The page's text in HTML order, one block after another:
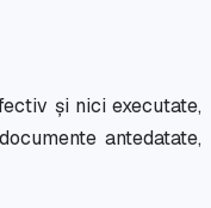
și nici executate,
antedatate,